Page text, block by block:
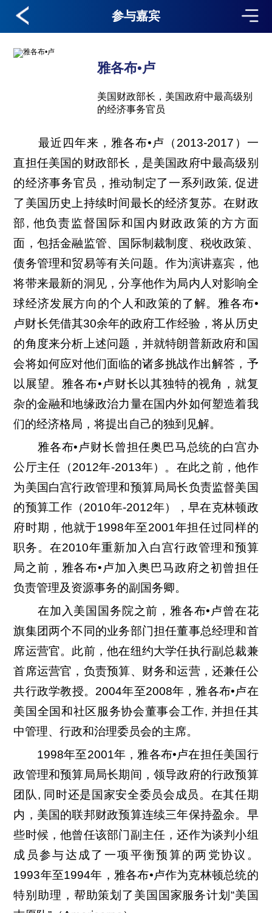
参与嘉宾
雅各布•卢
美国财政部长，美国政府中最高级别
的经济事务官员
最近四年来，雅各布•卢（2013-2017）一
直担任美国的财政部长，是美国政府中最高级别
的经济事务官员，推动制定了一系列政策, 促进
了美国历史上持续时间最长的经济复苏。在财政
部, 他负责监督国际和国内财政政策的方方面
面，包括金融监管、国际制裁制度、税收政策、
债务管理和贸易等有关问题。作为演讲嘉宾，他
将带来最新的洞见，分享他作为局内人对影响全
球经济发展方向的个人和政策的了解。雅各布•
卢财长凭借其30余年的政府工作经验，将从历史
的角度来分析上述问题，并就特朗普新政府和国
会将如何应对他们面临的诸多挑战作出解答，予
以展望。雅各布•卢财长以其独特的视角，就复
杂的金融和地缘政治力量在国内外如何塑造着我
们的经济格局，将提出自己的独到见解。
雅各布•卢财长曾担任奥巴马总统的白宫办
公厅主任（2012年-2013年）。在此之前，他作
为美国白宫行政管理和预算局局长负责监督美国
的预算工作（2010年-2012年），早在克林顿政
府时期，他就于1998年至2001年担任过同样的
职务。在2010年重新加入白宫行政管理和预算
局之前，雅各布•卢加入奥巴马政府之初曾担任
负责管理及资源事务的副国务卿。
在加入美国国务院之前，雅各布•卢曾在花
旗集团两个不同的业务部门担任董事总经理和首
席运营官。此前，他在纽约大学任执行副总裁兼
首席运营官，负责预算、财务和运营，还兼任公
共行政学教授。2004年至2008年，雅各布•卢在
美国全国和社区服务协会董事会工作, 并担任其
中管理、行政和治理委员会的主席。
1998年至2001年，雅各布•卢在担任美国行
政管理和预算局局长期间，领导政府的行政预算
团队, 同时还是国家安全委员会成员。在其任期
内，美国的联邦财政预算连续三年保持盈余。早
些时候，他曾任该部门副主任，还作为谈判小组
成员参与达成了一项平衡预算的两党协议。
1993年至1994年，雅各布•卢作为克林顿总统的
特别助理，帮助策划了美国国家服务计划“美国